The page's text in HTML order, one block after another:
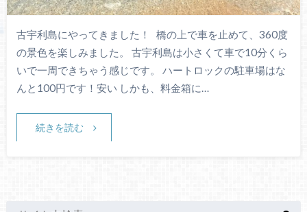
古宇利島にやってきました！ 橋の上で車を止めて、360度
の景色を楽しみました。 古宇利島は小さくて車で10分くら
いで一周できちゃう感じです。 ハートロックの駐車場はな
んと100円です！安い しかも、料金箱に…
続きを読む